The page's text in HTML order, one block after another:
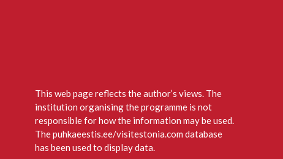
This web page reflects the author’s views. The
institution organising the programme is not
responsible for how the information may be used.
The puhkaeestis.ee/visitestonia.com database
has been used to display data.